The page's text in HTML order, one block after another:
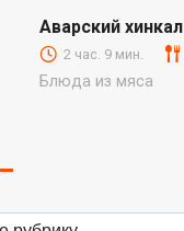
Аварский хинкал
2 час. 9 мин.
Блюда из мяса